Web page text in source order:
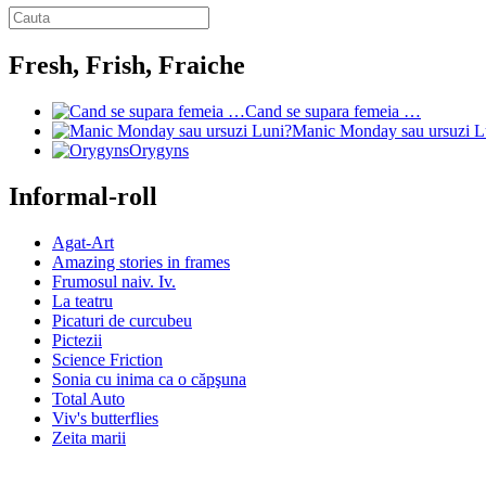
Fresh, Frish, Fraiche
Cand se supara femeia …
Manic Monday sau ursuzi
Orygyns
Informal-roll
Agat-Art
Amazing stories in frames
Frumosul naiv. Iv.
La teatru
Picaturi de curcubeu
Pictezii
Science Friction
Sonia cu inima ca o căpşuna
Total Auto
Viv's butterflies
Zeita marii